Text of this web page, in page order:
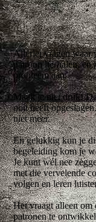
Allerlei vragen waar
patroon herhalen, en
probleem aan.
Maak je niet druk!
ooit heeft
niet meer.
En gelukkig kun je
begeleiding kom je
Je kunt wél nee
met die vervelende
volgen en leren
Het vraagt alleen om
patronen te